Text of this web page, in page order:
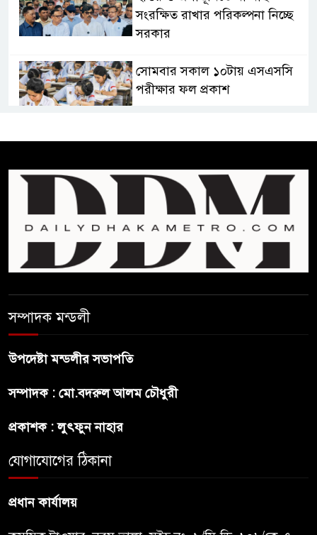
সংরক্ষিত রাখার পরিকল্পনা নিচ্ছে
সরকার
সোমবার সকাল ১০টায় এসএসসি
পরীক্ষার ফল প্রকাশ
প্রধানমন্ত্রী
ফিফা সভাপতির বিরুদ্ধে এবার
‘নারী সংক্রান্ত অভিযোগ
ছেলেকে নিয়ে রোনালদোর যে বড়
ট্রাম্পের ৪০ কোটি ডলারের ‘বলরুম
সম্পাদক মন্ডলী
উপদেষ্টা মন্ডলীর সভাপতি
সম্পাদক : মো.বদরুল আলম চৌধুরী
প্রকাশক : লুৎফুন নাহার
যোগাযোগের ঠিকানা
প্রধান কার্যালয়